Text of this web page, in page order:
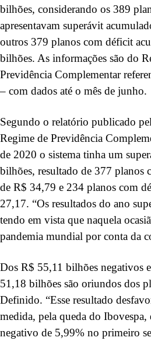
bilhões, considerando os 389
apresentavam superávit
outros 379 planos com déficit
bilhões. As informações são do
Previdência Complementar
– com dados até o mês de junho.
Segundo o relatório publicado
Regime de Previdência
de 2020 o sistema tinha um
bilhões, resultado de 377 planos
de R$ 34,79 e 234 planos com
27,17. “Os resultados do ano
tendo em vista que naquela
pandemia mundial por conta da
Dos R$ 55,11 bilhões negativos
51,18 bilhões são oriundos dos
Definido. “Esse resultado
medida, pela queda do
negativo de 5,99% no primeiro